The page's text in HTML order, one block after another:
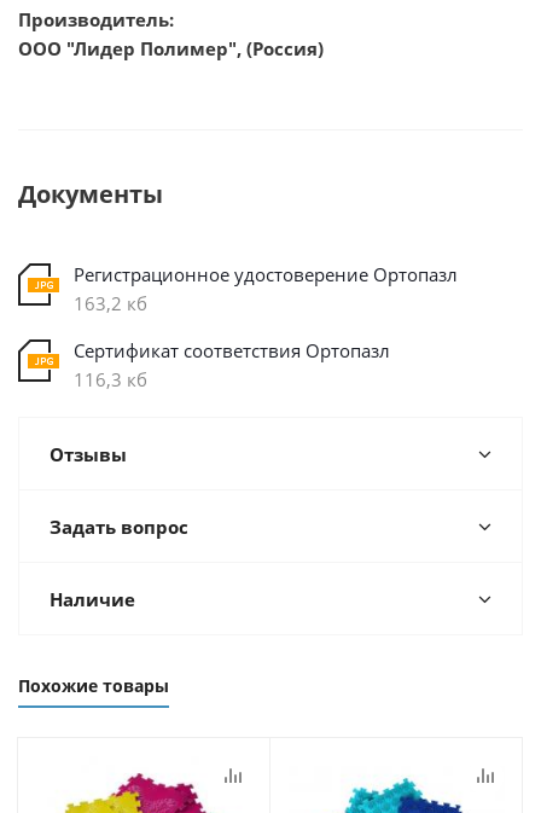
Производитель:
ООО "Лидер Полимер", (Россия)
Документы
Регистрационное удостоверение Ортопазл
163,2 кб
Сертификат соответствия Ортопазл
116,3 кб
Отзывы
Задать вопрос
Наличие
Похожие товары